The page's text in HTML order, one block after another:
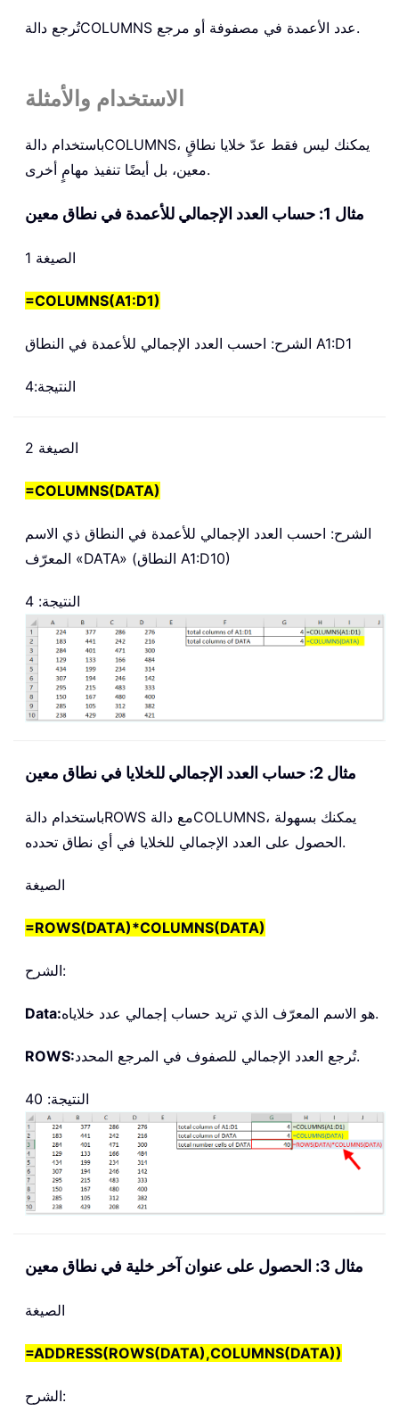
تُرجع دالةCOLUMNS عدد الأعمدة في مصفوفة أو مرجع.
الاستخدام والأمثلة
باستخدام دالةCOLUMNS، يمكنك ليس فقط عدّ خلايا نطاقٍ
معين، بل أيضًا تنفيذ مهامٍ أخرى.
مثال 1: حساب العدد الإجمالي للأعمدة في نطاق معين
الصيغة 1
=COLUMNS(A1:D1)
الشرح: احسب العدد الإجمالي للأعمدة في النطاق A1:D1
النتيجة:4
الصيغة 2
=COLUMNS(DATA)
الشرح: احسب العدد الإجمالي للأعمدة في النطاق ذي الاسم
المعرّف «DATA» (النطاق A1:D10)
النتيجة: 4
مثال 2: حساب العدد الإجمالي للخلايا في نطاق معين
باستخدام دالةROWS مع دالةCOLUMNS، يمكنك بسهولة
الحصول على العدد الإجمالي للخلايا في أي نطاق تحدده.
الصيغة
=ROWS(DATA)*COLUMNS(DATA)
الشرح:
Data: هو الاسم المعرّف الذي تريد حساب إجمالي عدد خلاياه.
ROWS: تُرجع العدد الإجمالي للصفوف في المرجع المحدد.
النتيجة: 40
مثال 3: الحصول على عنوان آخر خلية في نطاق معين
الصيغة
=ADDRESS(ROWS(DATA),COLUMNS(DATA))
الشرح: